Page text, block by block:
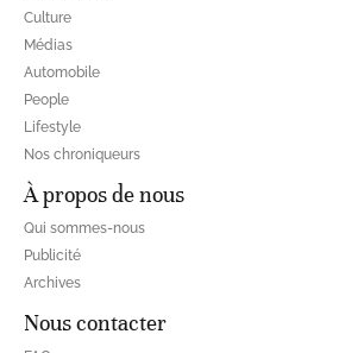
Culture
Médias
Automobile
People
Lifestyle
Nos chroniqueurs
À propos de nous
Qui sommes-nous
Publicité
Archives
Nous contacter